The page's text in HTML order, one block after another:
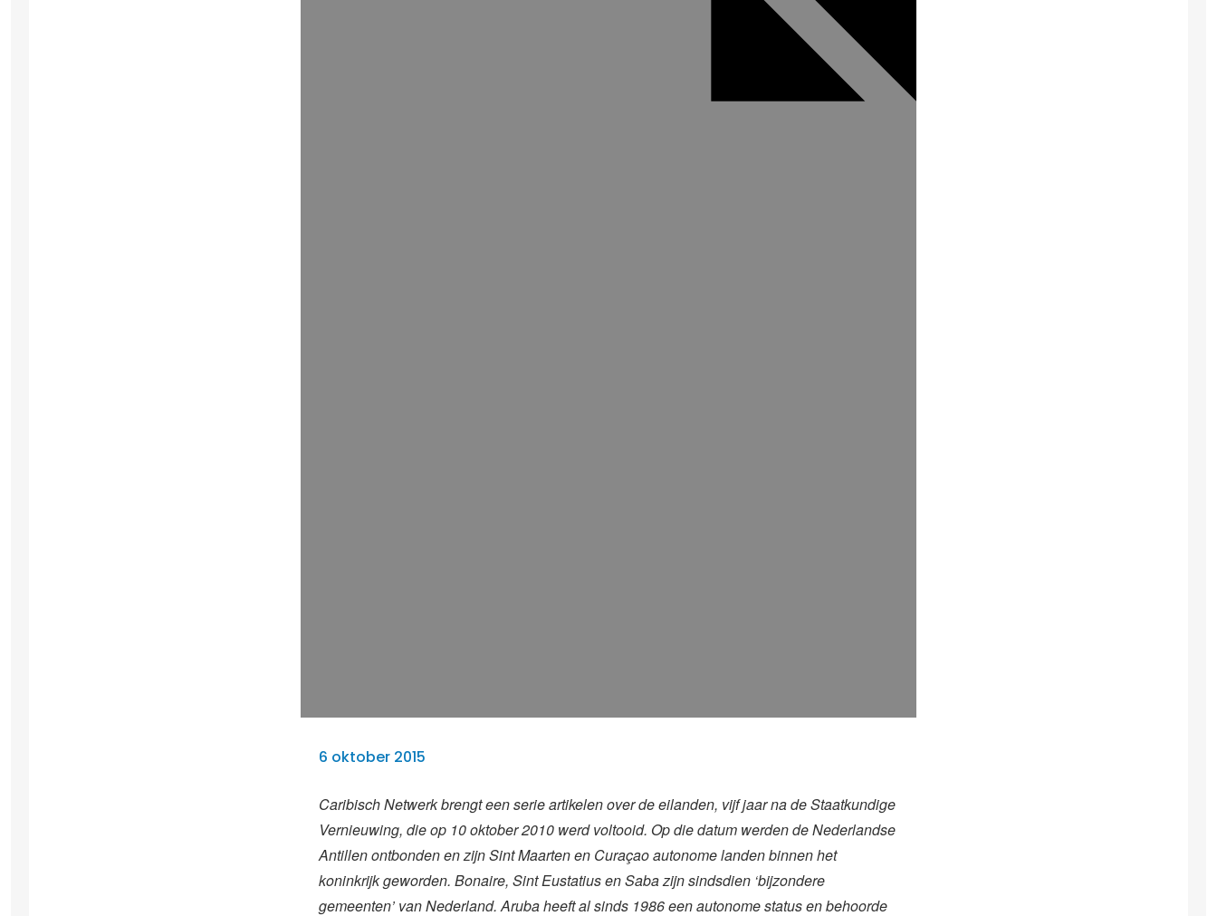
6 oktober 2015
Caribisch Netwerk brengt een serie artikelen over de eilanden, vijf jaar na de Staatkundige
Vernieuwing, die op 10 oktober 2010 werd voltooid. Op die datum werden de Nederlandse
Antillen ontbonden en zijn Sint Maarten en Curaçao autonome landen binnen het
koninkrijk geworden. Bonaire, Sint Eustatius en Saba zijn sindsdien ‘bijzondere
gemeenten’ van Nederland. Aruba heeft al sinds 1986 een autonome status en behoorde